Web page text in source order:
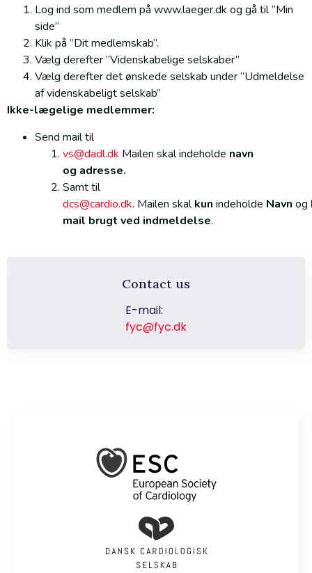
Contact us
E-mail:
fyc@fyc.dk
Log ind som medlem på www.laeger.dk og gå til ”Min
side”
Klik på ”Dit medlemskab”.
Vælg derefter ”Videnskabelige selskaber”
Vælg derefter det ønskede selskab under ”Udmeldelse
af videnskabeligt selskab”
Ikke-lægelige medlemmer:
Send mail til
vs@dadl.dk Mailen skal indeholde navn
og adresse.
Samt til
dcs@cardio.dk. Mailen skalkun indeholde Navn og
mail brugt ved indmeldelse.